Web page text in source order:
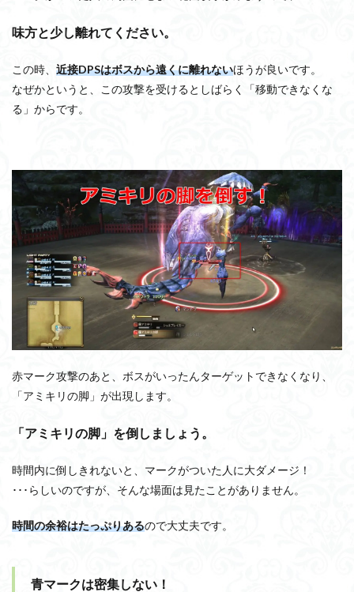
味方と少し離れてください。
この時、 近接DPSはボスから遠くに離れないほうが良いです。
なぜかというと、この攻撃を受けるとしばらく「移動できなくな
る」からです。
赤マーク攻撃のあと、ボスがいったんターゲットできなくなり、
「アミキリの脚」が出現します。
「アミキリの脚」を倒しましょう。
時間内に倒しきれないと、マークがついた人に大ダメージ！
･･･らしいのですが、そんな場面は見たことがありません。
時間の余裕はたっぷりあるので大丈夫です。
青マークは密集しない！